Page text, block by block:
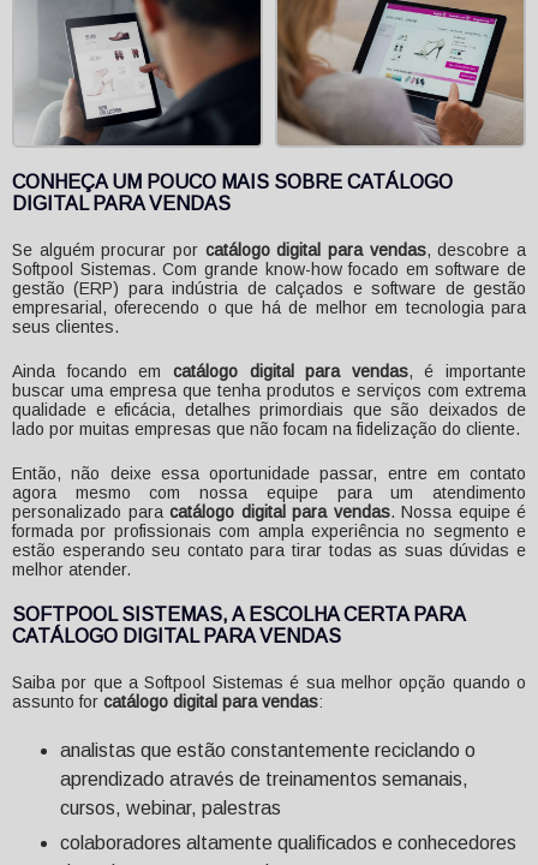
CONHEÇA UM POUCO MAIS SOBRE CATÁLOGO
DIGITAL PARA VENDAS
Se alguém procurar por catálogo digital para vendas, descobre a
Softpool Sistemas. Com grande know-how focado em software de
gestão (ERP) para indústria de calçados e software de gestão
empresarial, oferecendo o que há de melhor em tecnologia para
seus clientes.
Ainda focando em catálogo digital para vendas, é importante
buscar uma empresa que tenha produtos e serviços com extrema
qualidade e eficácia, detalhes primordiais que são deixados de
lado por muitas empresas que não focam na fidelização do cliente.
Então, não deixe essa oportunidade passar, entre em contato
agora mesmo com nossa equipe para um atendimento
personalizado para catálogo digital para vendas. Nossa equipe é
formada por profissionais com ampla experiência no segmento e
estão esperando seu contato para tirar todas as suas dúvidas e
melhor atender.
SOFTPOOL SISTEMAS, A ESCOLHA CERTA PARA
CATÁLOGO DIGITAL PARA VENDAS
Saiba por que a Softpool Sistemas é sua melhor opção quando o
assunto for catálogo digital para vendas:
analistas que estão constantemente reciclando o
aprendizado através de treinamentos semanais,
cursos, webinar, palestras
colaboradores altamente qualificados e conhecedores